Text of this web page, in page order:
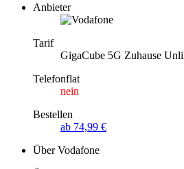
Anbieter
Tarif
GigaCube 5G Zuhause
Telefonflat
nein
Bestellen
ab 74,99 €
Über Vodafone